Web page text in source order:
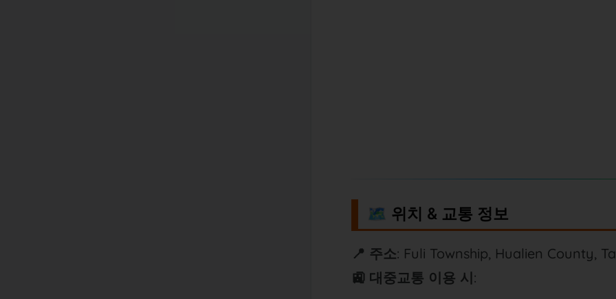
🗺️ 위치 & 교통 정보
📍 주소: Fuli Township, Hualien County,
🚉 대중교통 이용 시: